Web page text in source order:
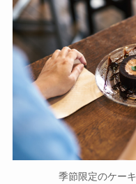
季節限定のケー